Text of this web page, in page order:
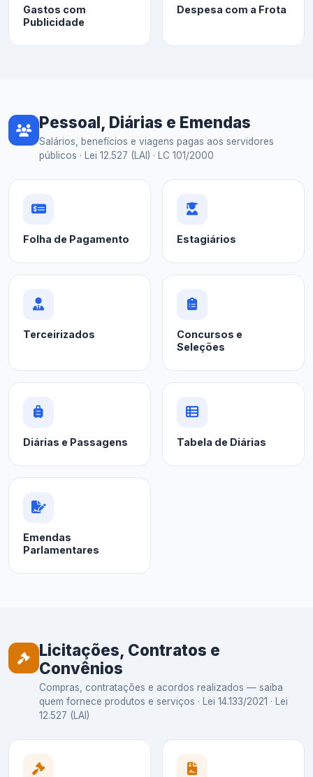
Gastos com
Publicidade
Despesa com a Frota
Pessoal, Diárias e Emendas
Salários, benefícios e viagens pagas aos servidores
públicos · Lei 12.527 (LAI) · LC 101/2000
Folha de Pagamento Estagiários
Terceirizados
Concursos e
Seleções
Diárias e Passagens Tabela de Diárias
Emendas
Parlamentares
Licitações, Contratos e
Convênios
Compras, contratações e acordos realizados — saiba
quem fornece produtos e serviços · Lei 14.133/2021 · Lei
12.527 (LAI)